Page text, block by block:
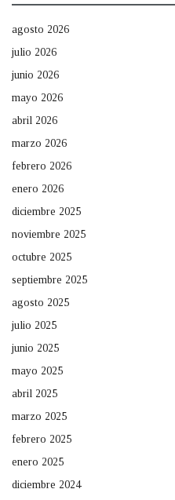
agosto 2026
julio 2026
junio 2026
mayo 2026
abril 2026
marzo 2026
febrero 2026
enero 2026
diciembre 2025
noviembre 2025
octubre 2025
septiembre 2025
agosto 2025
julio 2025
junio 2025
mayo 2025
abril 2025
marzo 2025
febrero 2025
enero 2025
diciembre 2024